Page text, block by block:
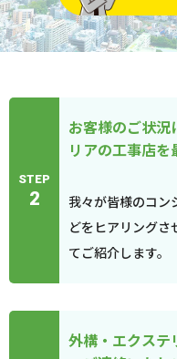
STEP
2
お客様のご状況
リアの工事店
我々が皆様のコン
どをヒアリングさ
てご紹介します。
外構・エクステ